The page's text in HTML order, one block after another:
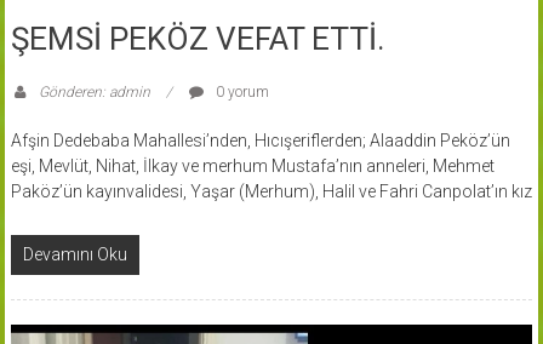
ŞEMSİ PEKÖZ VEFAT ETTİ.
Gönderen: admin 0 yorum
Afşin Dedebaba Mahallesi’nden, Hıcışeriflerden; Alaaddin Peköz’ün
eşi, Mevlüt, Nihat, İlkay ve merhum Mustafa’nın anneleri, Mehmet
Paköz’ün kayınvalidesi, Yaşar (Merhum), Halil ve Fahri Canpolat’ın kız
Devamını Oku